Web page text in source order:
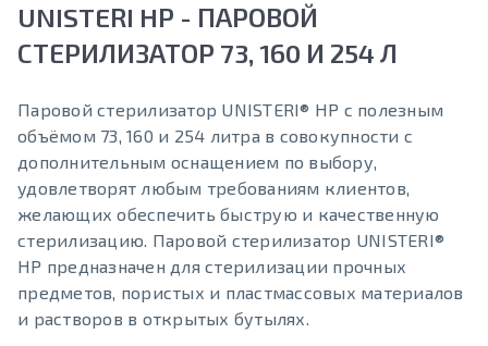
UNISTERI HP - ПАРОВОЙ
СТЕРИЛИЗАТОР 73, 160 И 254 Л
Паровой стерилизатор UNISTERI® HP с полезным
объёмом 73, 160 и 254 литра в совокупности с
дополнительным оснащением по выбору,
удовлетворят любым требованиям клиентов,
желающих обеспечить быструю и качественную
стерилизацию. Паровой стерилизатор UNISTERI®
HP предназначен для стерилизации прочных
предметов, пористых и пластмассовых материалов
и растворов в открытых бутылях.